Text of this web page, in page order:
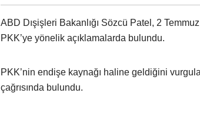
ABD Dışişleri Bakanlığı Sözcü Patel, 2
PKK’ye yönelik açıklamalarda bulundu.
PKK’nin endişe kaynağı haline geldiğini
çağrısında bulundu.